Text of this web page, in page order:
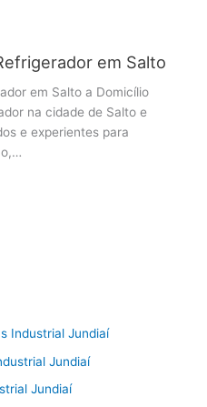
em Salto
em Salto a Domicílio
na cidade de Salto e
e experientes para
Industrial Jundiaí
Jundiaí
Jundiaí